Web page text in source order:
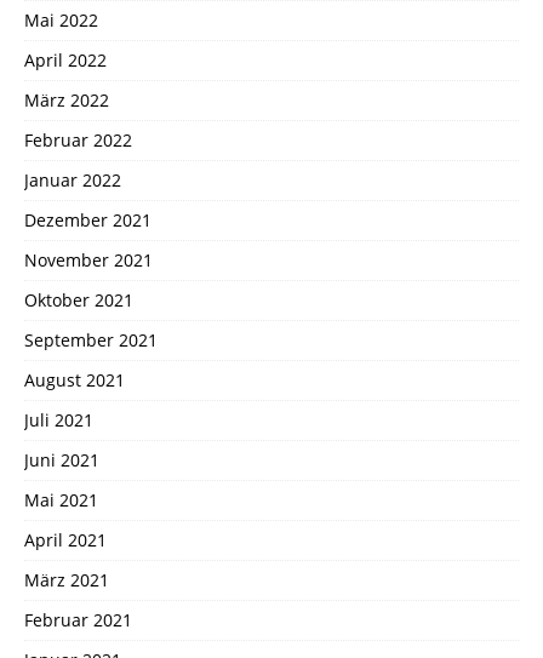
Mai 2022
April 2022
März 2022
Februar 2022
Januar 2022
Dezember 2021
November 2021
Oktober 2021
September 2021
August 2021
Juli 2021
Juni 2021
Mai 2021
April 2021
März 2021
Februar 2021